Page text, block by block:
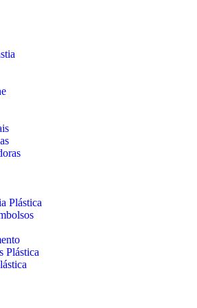
Plástica
Plástica